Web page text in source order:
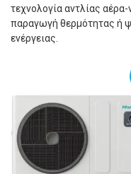
τεχνολογία αντλίας
παραγωγή θερμότητας ή
ενέργειας.